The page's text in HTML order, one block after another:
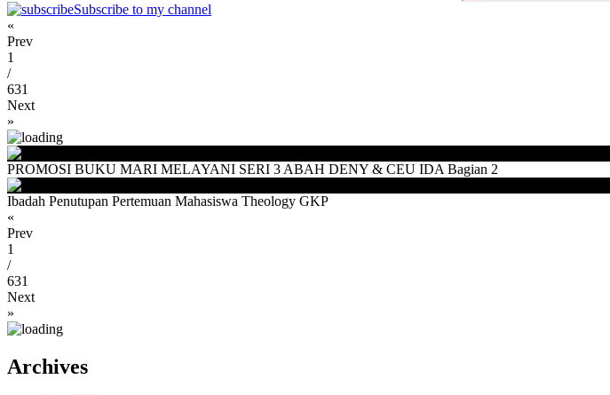
Subscribe to my channel
«
Prev
1
/
631
Next
»
PROMOSI BUKU MARI MELAYANI SERI 3 ABAH DENY & CEU IDA Bagian 2
Ibadah Penutupan Pertemuan Mahasiswa Theology GKP
«
Prev
1
/
631
Next
»
Archives